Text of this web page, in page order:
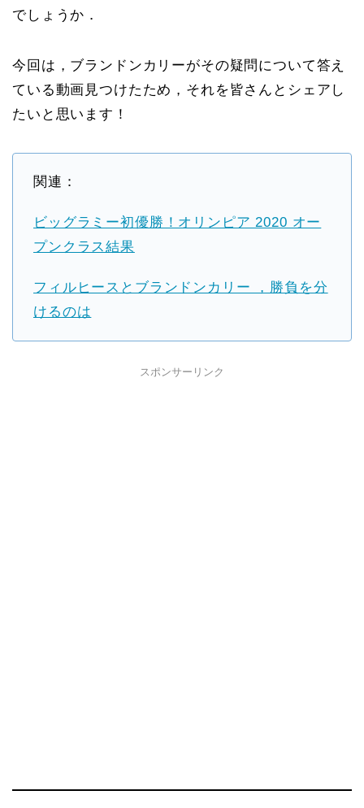
でしょうか．
今回は，ブランドンカリーがその疑問について答え
ている動画見つけたため，それを皆さんとシェアし
たいと思います！
関連：
ビッグラミー初優勝！オリンピア 2020 オー
プンクラス結果
フィルヒースとブランドンカリー ，勝負を分
けるのは
スポンサーリンク